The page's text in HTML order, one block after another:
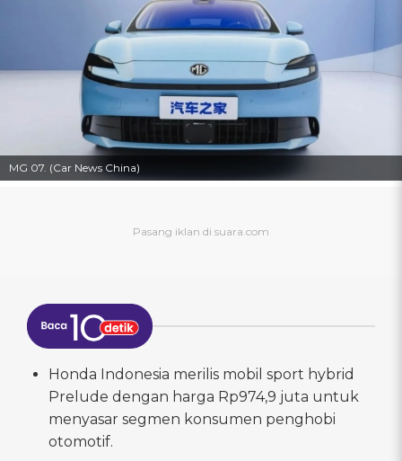
MG 07. (Car News China)
Honda Indonesia merilis mobil sport hybrid
Prelude dengan harga Rp974,9 juta untuk
menyasar segmen konsumen penghobi
otomotif.